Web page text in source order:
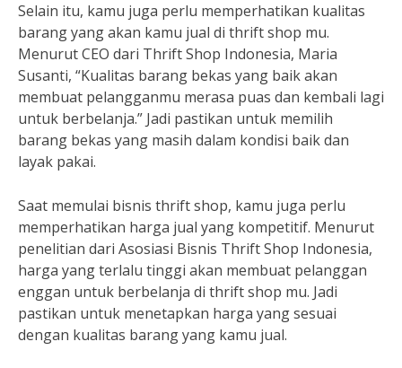
Selain itu, kamu juga perlu memperhatikan kualitas
barang yang akan kamu jual di thrift shop mu.
Menurut CEO dari Thrift Shop Indonesia, Maria
Susanti, “Kualitas barang bekas yang baik akan
membuat pelangganmu merasa puas dan kembali lagi
untuk berbelanja.” Jadi pastikan untuk memilih
barang bekas yang masih dalam kondisi baik dan
layak pakai.
Saat memulai bisnis thrift shop, kamu juga perlu
memperhatikan harga jual yang kompetitif. Menurut
penelitian dari Asosiasi Bisnis Thrift Shop Indonesia,
harga yang terlalu tinggi akan membuat pelanggan
enggan untuk berbelanja di thrift shop mu. Jadi
pastikan untuk menetapkan harga yang sesuai
dengan kualitas barang yang kamu jual.